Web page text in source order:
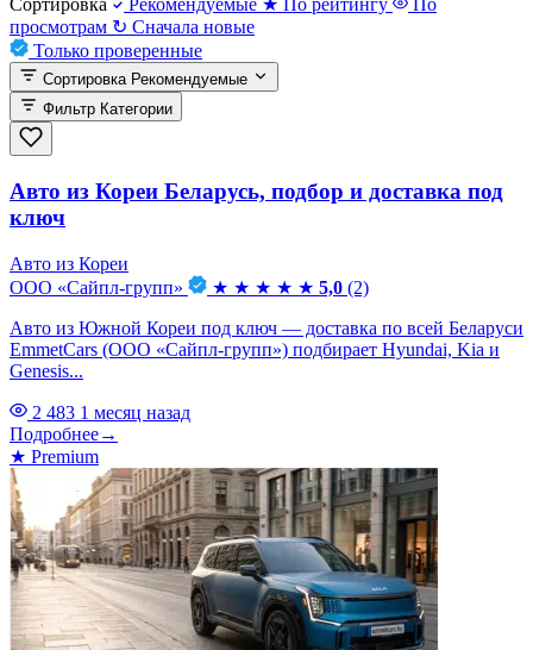
Сортировка
Рекомендуемые ★ По рейтингу
По
просмотрам ↻ Сначала новые
Только проверенные
Сортировка Рекомендуемые
Фильтр Категории
Авто из Кореи Беларусь, подбор и доставка под
ключ
Авто из Кореи
ООО «Сайпл-групп»
★ ★ ★ ★ ★ 5,0 (2)
Авто из Южной Кореи под ключ — доставка по всей Беларуси
EmmetCars (ООО «Сайпл-групп») подбирает Hyundai, Kia и
Genesis...
2 483 1 месяц назад
Подробнее→
★ Premium